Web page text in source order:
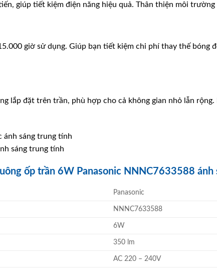
giúp tiết kiệm điện năng hiệu quả. Thân thiện môi
giờ sử dụng. Giúp bạn tiết kiệm chi phí thay thế bóng
lắp đặt trên trần, phù hợp cho cả không gian nhỏ lẫn
sáng trung tính
ốp trần 6W Panasonic NNNC7633588
Panasonic
NNNC7633588
6W
350 lm
AC 220 – 240V